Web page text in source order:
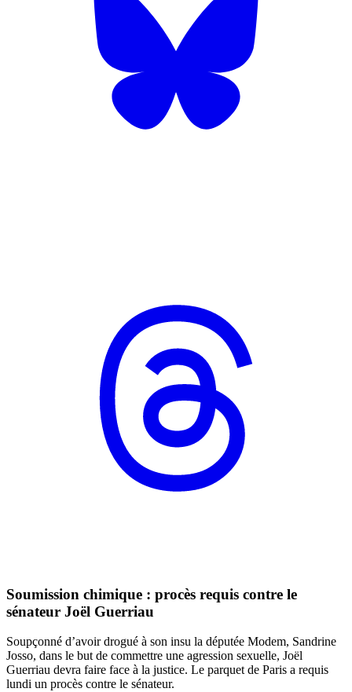
Soumission chimique : procès requis contre le
sénateur Joël Guerriau
Soupçonné d’avoir drogué à son insu la députée Modem, Sandrine
Josso, dans le but de commettre une agression sexuelle, Joël
Guerriau devra faire face à la justice. Le parquet de Paris a requis
lundi un procès contre le sénateur.